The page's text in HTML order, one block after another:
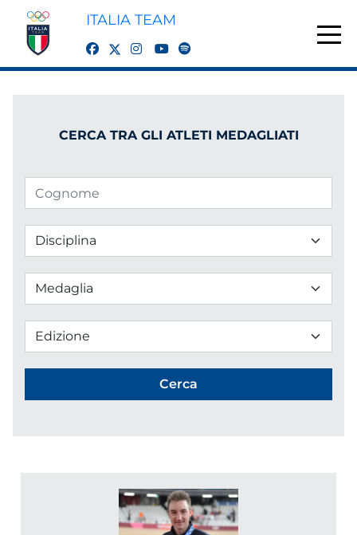
ITALIA TEAM
facebook
twitter
instagram
youtube
spotify
CERCA TRA GLI ATLETI MEDAGLIATI